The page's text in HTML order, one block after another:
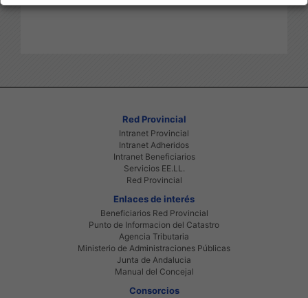
Red Provincial
Intranet Provincial
Intranet Adheridos
Intranet Beneficiarios
Servicios EE.LL.
Red Provincial
Enlaces de interés
Beneficiarios Red Provincial
Punto de Informacion del Catastro
Agencia Tributaria
Ministerio de Administraciones Públicas
Junta de Andalucia
Manual del Concejal
Consorcios